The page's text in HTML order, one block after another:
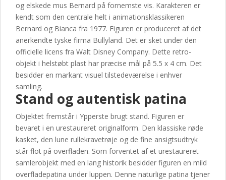
og elskede mus Bernard på fornemste vis. Karakteren er
kendt som den centrale helt i animationsklassikeren
Bernard og Bianca fra 1977. Figuren er produceret af det
anerkendte tyske firma Bullyland. Det er sket under den
officielle licens fra Walt Disney Company. Dette retro-
objekt i helstøbt plast har præcise mål på 5.5 x 4 cm. Det
besidder en markant visuel tilstedeværelse i enhver
samling.
Stand og autentisk patina
Objektet fremstår i Ypperste brugt stand. Figuren er
bevaret i en urestaureret originalform. Den klassiske røde
kasket, den lune rullekravetrøje og de fine ansigtsudtryk
står flot på overfladen. Som forventet af et urestaureret
samlerobjekt med en lang historik besidder figuren en mild
overfladepatina under luppen. Denne naturlige patina tjener